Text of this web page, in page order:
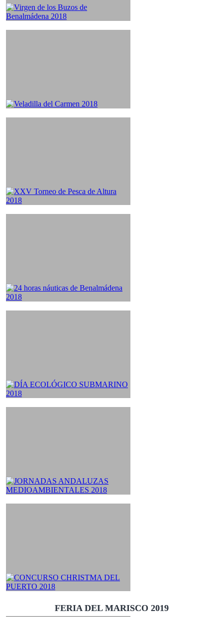
FERIA DEL MARISCO 2019